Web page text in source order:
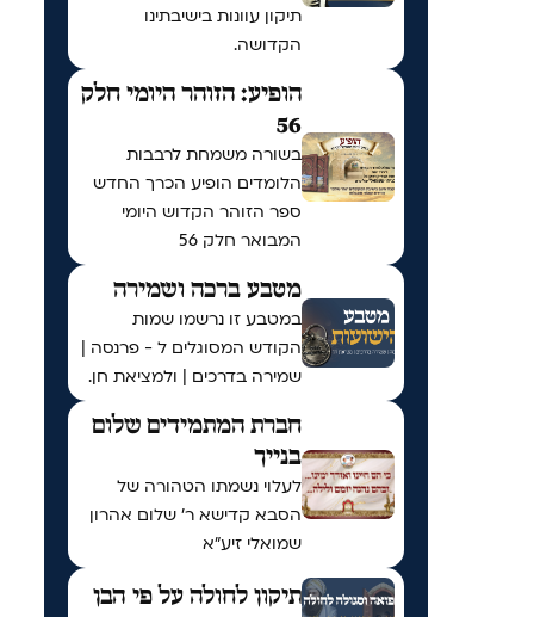
תיקון עוונות בישיבתינו
הקדושה.
הופיע: הזוהר היומי חלק
56
בשורה משמחת לרבבות
הלומדים הופיע הכרך החדש
ספר הזוהר הקדוש היומי
המבואר חלק 56
מטבע ברכה ושמירה
במטבע זו נרשמו שמות
הקודש המסוגלים ל - פרנסה |
שמירה בדרכים | ולמציאת חן.
חברת המתמידים שלום
בנייך
לעלוי נשמתו הטהורה של
הסבא קדישא ר' שלום אהרון
שמואלי זיע"א
תיקון לחולה על פי הבן